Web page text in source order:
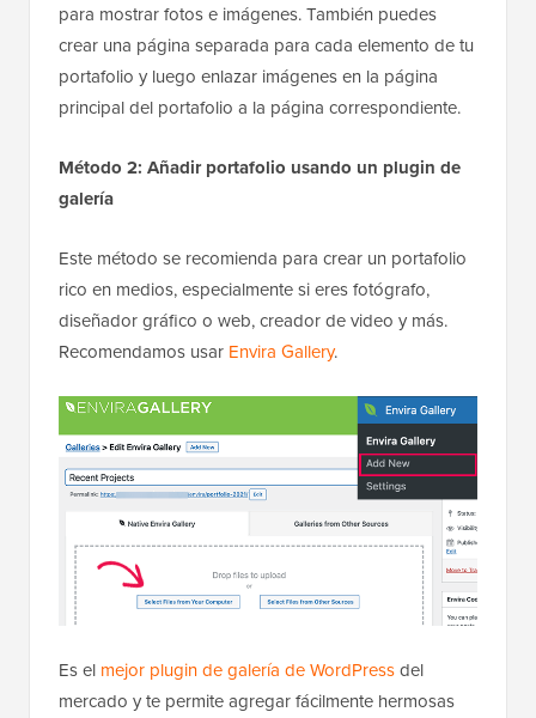
para mostrar fotos e imágenes. También puedes
crear una página separada para cada elemento de tu
portafolio y luego enlazar imágenes en la página
principal del portafolio a la página correspondiente.
Método 2: Añadir portafolio usando un plugin de
galería
Este método se recomienda para crear un portafolio
rico en medios, especialmente si eres fotógrafo,
diseñador gráfico o web, creador de video y más.
Recomendamos usar Envira Gallery.
Es el mejor plugin de galería de WordPressdel
mercado y te permite agregar fácilmente hermosas